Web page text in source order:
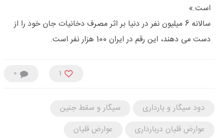
است.»
سالانه 6 میلیون نفر در دنیا بر اثر مصرف دخانیات جان خود را از
دست می دهند، این رقم در ایران 100 هزار نفر است.
0 1
دود سیگار و بارداری
سیگار و سقط جنین
عوارض قلیان دربارداری
عوارض قلیان